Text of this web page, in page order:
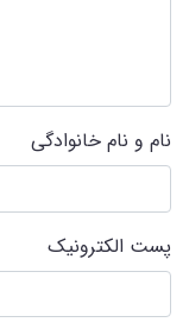
نام و نام خانوادگی
پست الکترونیک